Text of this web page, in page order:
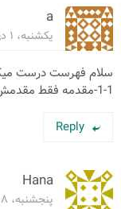
a
یکشنبه، ۱ دی ۱۳۹۸ at ۲۲:۱۳
سلام فهرست درست
1-1-مقدمه فقط مقدمش انتخاب میشه باید چیکار کنم؟
Reply
Hana
پنجشنبه، ۱۸ مهر ۱۳۹۸ at ۱۶:۴۸